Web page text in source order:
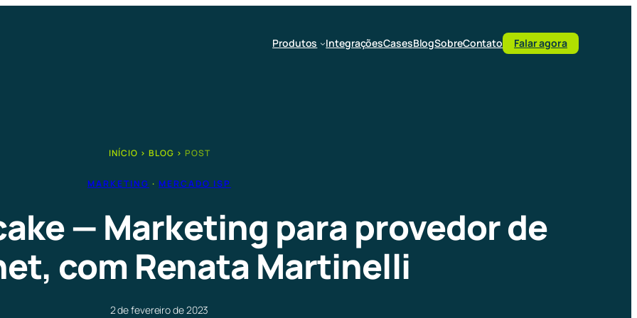
Produtos IntegraçõesCasesBlogSobreContato Falar agora
INÍCIO › BLOG › POST
MARKETING · MERCADO ISP
— Marketing para provedor de
com Renata Martinelli
2 de fevereiro de 2023